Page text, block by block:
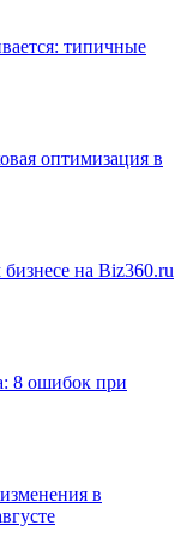
типичные
оптимизация в
на Biz360.ru
8 ошибок при
в